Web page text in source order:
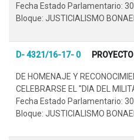
Fecha Estado Parlamentario:
Bloque: JUSTICIALISMO
D- 4321/16-17- 0
DE HOMENAJE Y
CELEBRARSE EL "DIA DEL
Fecha Estado Parlamentario:
Bloque: JUSTICIALISMO